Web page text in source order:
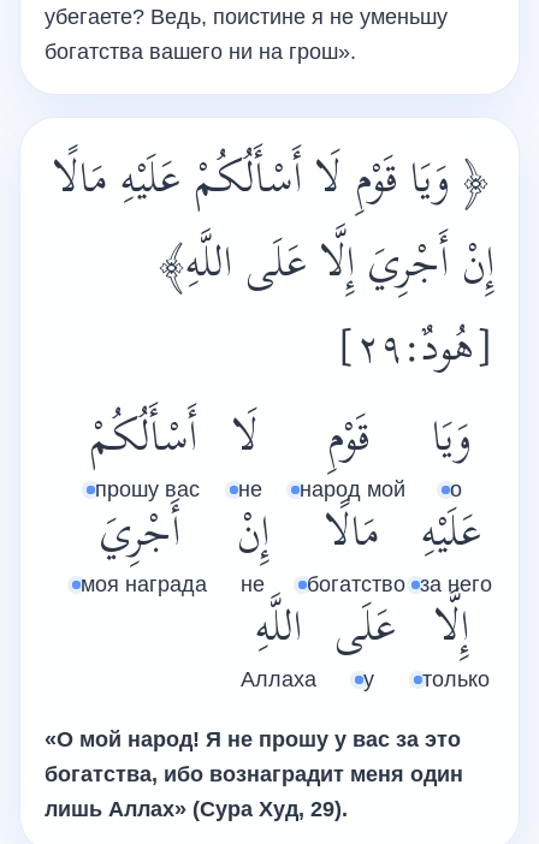
убегаете? Ведь, поистине я не уменьшу
богатства вашего ни на грош».
﴿ وَيَا قَوْمِ لَا أَسْأَلُكُمْ عَلَيْهِ مَالًا
إِنْ أَجْرِيَ إِلَّا عَلَى اللَّهِ﴾
[هُودٌ:٢٩]
وَيَا
о
قَوْمِ
народ мой
لَا
не
أَسْأَلُكُمْ
прошу вас
عَلَيْهِ
за него
مَالًا
богатство
إِنْ
не
أَجْرِيَ
моя награда
إِلَّا
только
عَلَى
у
اللَّهِ
Аллаха
«О мой народ! Я не прошу у вас за это
богатства, ибо вознаградит меня один
лишь Аллах» (Сура Худ, 29).